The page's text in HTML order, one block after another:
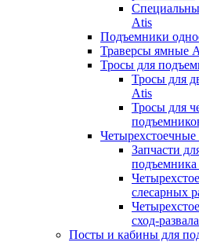
Atis
Подъемники
Траверсы ямные
Тросы для
Тросы для
Atis
Тросы для
Запчасти
слесарных
сход-
Посты и кабины для